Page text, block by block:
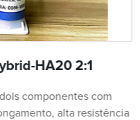
HA20 2:1
componentes com
alta resistência